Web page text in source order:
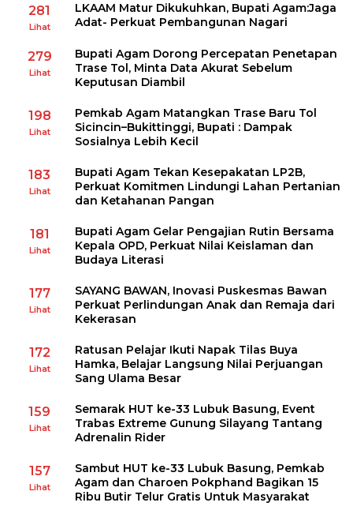
281
Lihat
LKAAM Matur Dikukuhkan, Bupati Agam:Jaga
Adat- Perkuat Pembangunan Nagari
279
Lihat
Bupati Agam Dorong Percepatan Penetapan
Trase Tol, Minta Data Akurat Sebelum
Keputusan Diambil
198
Lihat
Pemkab Agam Matangkan Trase Baru Tol
Sicincin–Bukittinggi, Bupati : Dampak
Sosialnya Lebih Kecil
183
Lihat
Bupati Agam Tekan Kesepakatan LP2B,
Perkuat Komitmen Lindungi Lahan Pertanian
dan Ketahanan Pangan
181
Lihat
Bupati Agam Gelar Pengajian Rutin Bersama
Kepala OPD, Perkuat Nilai Keislaman dan
Budaya Literasi
177
Lihat
SAYANG BAWAN, Inovasi Puskesmas Bawan
Perkuat Perlindungan Anak dan Remaja dari
Kekerasan
172
Lihat
Ratusan Pelajar Ikuti Napak Tilas Buya
Hamka, Belajar Langsung Nilai Perjuangan
Sang Ulama Besar
159
Lihat
Semarak HUT ke-33 Lubuk Basung, Event
Trabas Extreme Gunung Silayang Tantang
Adrenalin Rider
157
Lihat
Sambut HUT ke-33 Lubuk Basung, Pemkab
Agam dan Charoen Pokphand Bagikan 15
Ribu Butir Telur Gratis Untuk Masyarakat